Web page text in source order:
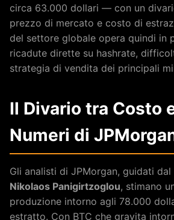
circa 63.000 dollari — con un
prezzo di mercato e costo di
del settore globale opera quindi in
ricadute dirette su hashrate,
strategia di vendita dei principali
Il Divario tra Costo
Numeri di
Gli analisti di JPMorgan, guidati
Nikolaos Panigirtzoglou, stimano
produzione intorno agli 78.000
estratto. Con BTC che gravita